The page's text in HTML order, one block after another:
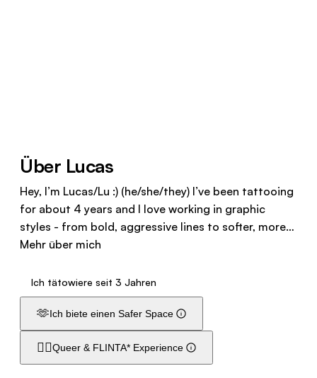
Über Lucas
Hey, I’m Lucas/Lu :) (he/she/they) I’ve been tattooing
for about 4 years and I love working in graphic
styles - from bold, aggressive lines to softer, more…
Mehr über mich
Ich tätowiere seit 3 Jahren
🫶Ich biete einen Safer Space
🏳️‍🌈Queer & FLINTA* Experience